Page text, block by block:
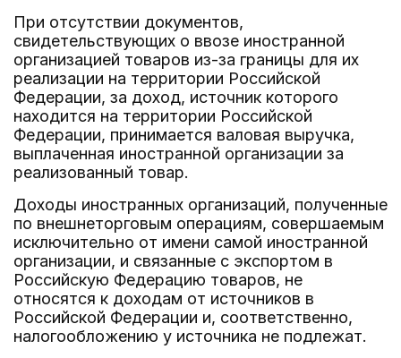
При отсутствии документов,
свидетельствующих о ввозе иностранной
организацией товаров из-за границы для их
реализации на территории Российской
Федерации, за доход, источник которого
находится на территории Российской
Федерации, принимается валовая выручка,
выплаченная иностранной организации за
реализованный товар.
Доходы иностранных организаций, полученные
по внешнеторговым операциям, совершаемым
исключительно от имени самой иностранной
организации, и связанные с экспортом в
Российскую Федерацию товаров, не
относятся к доходам от источников в
Российской Федерации и, соответственно,
налогообложению у источника не подлежат.